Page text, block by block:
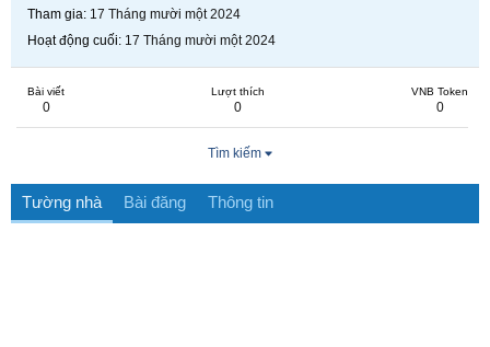
Tham gia 17 Tháng mười một 2024
Hoạt động cuối 17 Tháng mười một 2024
Bài viết
0
Lượt thích
0
VNB Token
0
Tìm kiếm
Tường nhà Bài đăng Thông tin